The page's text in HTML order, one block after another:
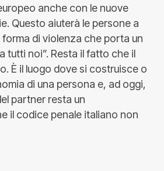
anche con le nuove
Questo aiuterà le persone a
di violenza che porta un
tutti noi”. Resta il fatto che il
È il luogo dove si costruisce o
di una persona e, ad oggi,
partner resta un
il codice penale italiano non